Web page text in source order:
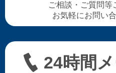
ご相談・ご質問等
お気軽にお問い
24時間